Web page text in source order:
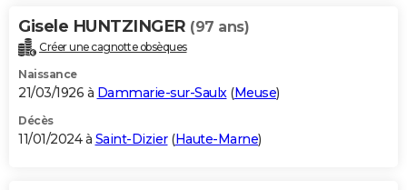
Gisele HUNTZINGER (97 ans)
Créer une cagnotte obsèques
Naissance
21/03/1926 à Dammarie-sur-Saulx(Meuse)
Décès
11/01/2024 à Saint-Dizier(Haute-Marne)